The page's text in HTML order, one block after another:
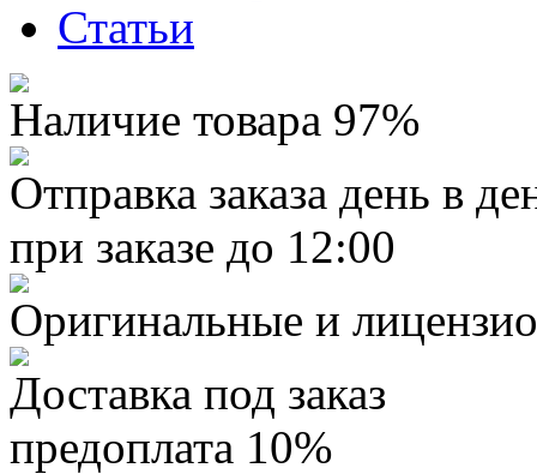
Статьи
Наличие товара 97%
Отправка заказа день в
при заказе до 12:00
Оригинальные и
Доставка под заказ
предоплата 10%